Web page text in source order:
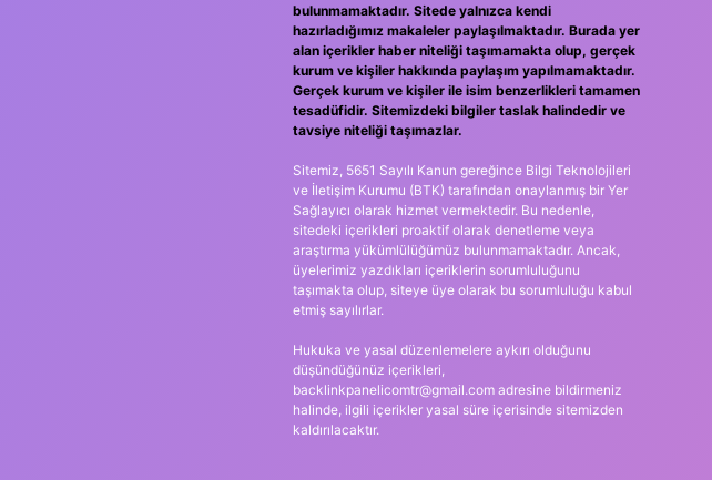
bulunmamaktadır. Sitede yalnızca kendi
hazırladığımız makaleler paylaşılmaktadır. Burada yer
alan içerikler haber niteliği taşımamakta olup, gerçek
kurum ve kişiler hakkında paylaşım yapılmamaktadır.
Gerçek kurum ve kişiler ile isim benzerlikleri tamamen
tesadüfidir. Sitemizdeki bilgiler taslak halindedir ve
tavsiye niteliği taşımazlar.
Sitemiz, 5651 Sayılı Kanun gereğince Bilgi Teknolojileri
ve İletişim Kurumu (BTK) tarafından onaylanmış bir Yer
Sağlayıcı olarak hizmet vermektedir. Bu nedenle,
sitedeki içerikleri proaktif olarak denetleme veya
araştırma yükümlülüğümüz bulunmamaktadır. Ancak,
üyelerimiz yazdıkları içeriklerin sorumluluğunu
taşımakta olup, siteye üye olarak bu sorumluluğu kabul
etmiş sayılırlar.
Hukuka ve yasal düzenlemelere aykırı olduğunu
düşündüğünüz içerikleri,
backlinkpanelicomtr@gmail.comadresine bildirmeniz
halinde, ilgili içerikler yasal süre içerisinde sitemizden
kaldırılacaktır.